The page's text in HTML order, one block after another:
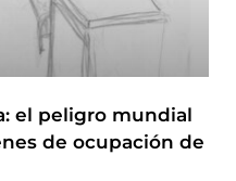
el peligro mundial
de ocupación de